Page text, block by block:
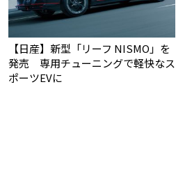
【日産】新型「リーフ NISMO」を
発売 専用チューニングで軽快なス
ポーツEVに